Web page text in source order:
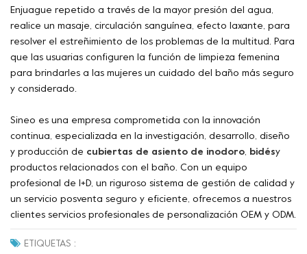
Enjuague repetido a través de la mayor presión del agua,
realice un masaje, circulación sanguínea, efecto laxante, para
resolver el estreñimiento de los problemas de la multitud. Para
que las usuarias configuren la función de limpieza femenina
para brindarles a las mujeres un cuidado del baño más seguro
y considerado.
Sineo es una empresa comprometida con la innovación
continua, especializada en la investigación, desarrollo, diseño
y producción de cubiertas de asiento de inodoro, bidésy
productos relacionados con el baño. Con un equipo
profesional de I+D, un riguroso sistema de gestión de calidad y
un servicio posventa seguro y eficiente, ofrecemos a nuestros
clientes servicios profesionales de personalización OEM y ODM.
ETIQUETAS :